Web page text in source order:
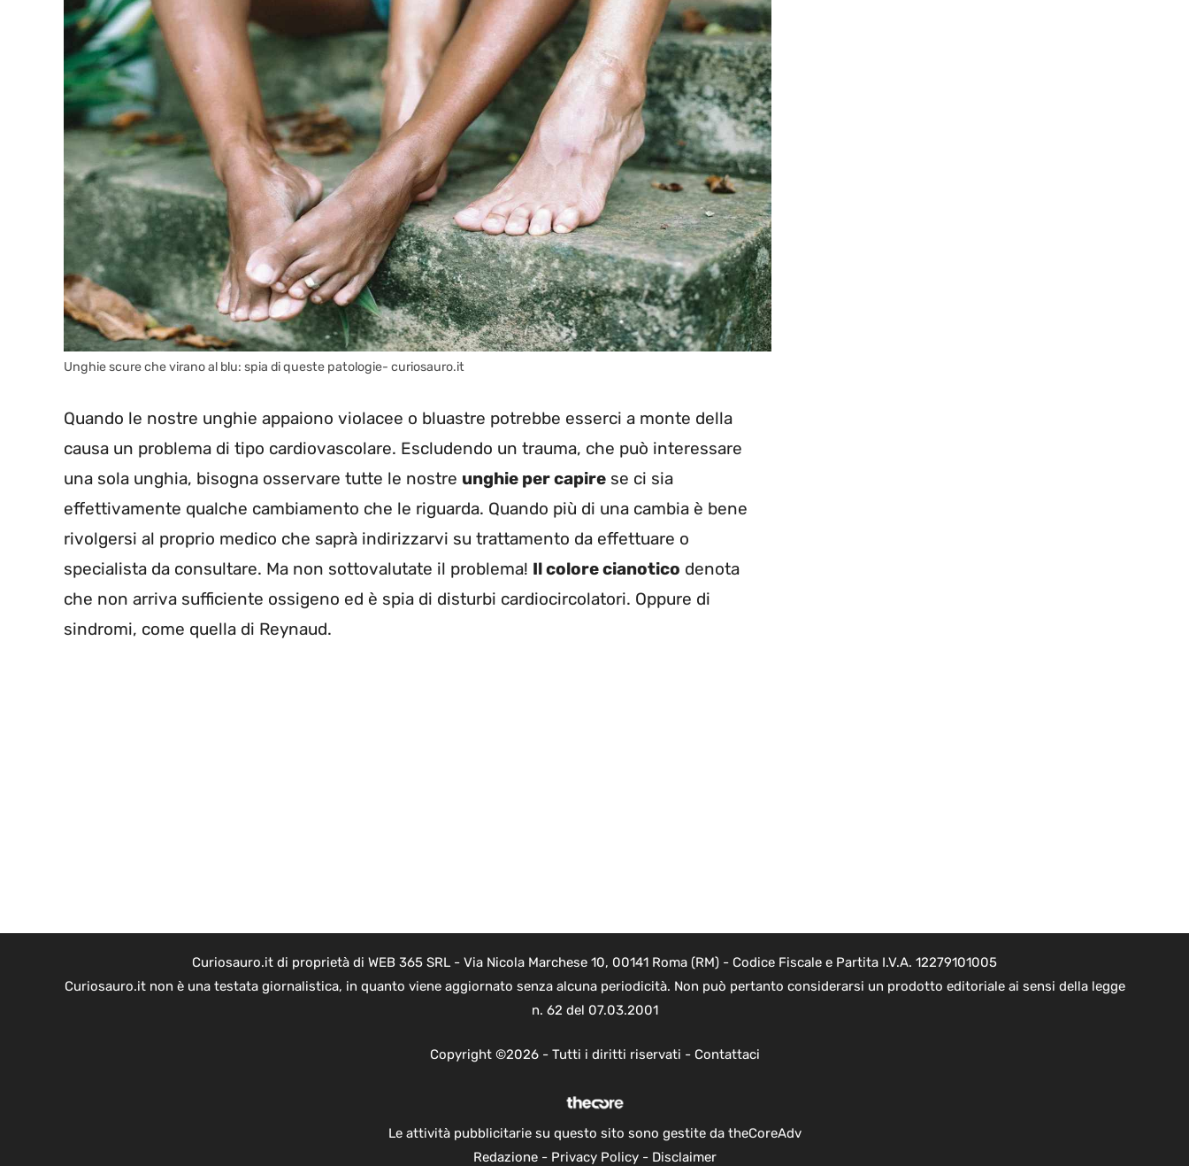
Unghie scure che virano al blu: spia di queste patologie- curiosauro.it
Quando le nostre unghie appaiono violacee o bluastre potrebbe esserci a monte della
causa un problema di tipo cardiovascolare. Escludendo un trauma, che può interessare
una sola unghia, bisogna osservare tutte le nostre unghie per capire se ci sia
effettivamente qualche cambiamento che le riguarda. Quando più di una cambia è bene
rivolgersi al proprio medico che saprà indirizzarvi su trattamento da effettuare o
specialista da consultare. Ma non sottovalutate il problema! Il colore cianotico denota
che non arriva sufficiente ossigeno ed è spia di disturbi cardiocircolatori. Oppure di
sindromi, come quella di Reynaud.
Curiosauro.it di proprietà di WEB 365 SRL - Via Nicola Marchese 10, 00141 Roma (RM) - Codice Fiscale e Partita I.V.A. 12279101005
Curiosauro.it non è una testata giornalistica, in quanto viene aggiornato senza alcuna periodicità. Non può pertanto considerarsi un prodotto editoriale ai sensi della legge
n. 62 del 07.03.2001
Copyright ©2026 - Tutti i diritti riservati - Contattaci
Le attività pubblicitarie su questo sito sono gestite da theCoreAdv
Redazione- Privacy Policy- Disclaimer